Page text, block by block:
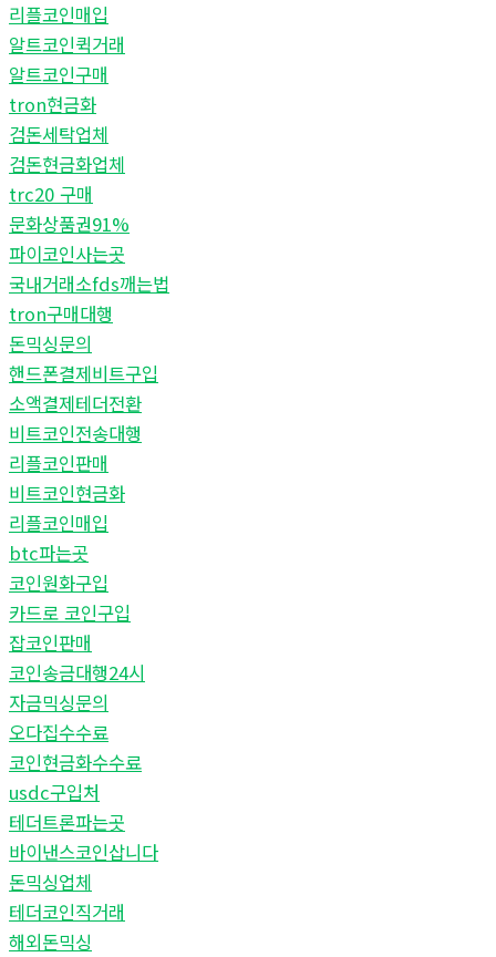
리플코인매입
알트코인퀵거래
알트코인구매
tron현금화
검돈세탁업체
검돈현금화업체
trc20 구매
문화상품권91%
파이코인사는곳
국내거래소fds깨는법
tron구매대행
돈믹싱문의
핸드폰결제비트구입
소액결제테더전환
비트코인전송대행
리플코인판매
비트코인현금화
리플코인매입
btc파는곳
코인원화구입
카드로 코인구입
잡코인판매
코인송금대행24시
자금믹싱문의
오다집수수료
코인현금화수수료
usdc구입처
테더트론파는곳
바이낸스코인삽니다
돈믹싱업체
테더코인직거래
해외돈믹싱